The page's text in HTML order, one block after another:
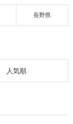
長野県
人気順